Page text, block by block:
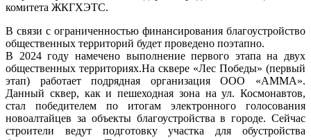
комитета ЖКГХЭТС.
В связи с ограниченностью финансирования благоустройство
общественных территорий будет проведено поэтапно.
В 2024 году намечено выполнение первого этапа на двух
общественных территориях.На сквере «Лес Победы» (первый
этап) работает подрядная организация ООО «АММА».
Данный сквер, как и пешеходная зона на ул. Космонавтов,
стал победителем по итогам электронного голосования
новоалтайцев за объекты благоустройства в городе. Сейчас
строители ведут подготовку участка для обустройства